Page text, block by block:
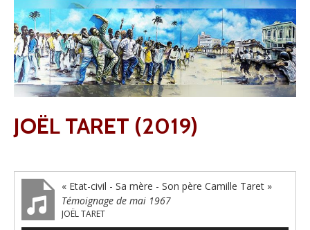
JOËL TARET (2019)
« Etat-civil - Sa mère - Son père Camille Taret »
Témoignage de mai 1967
JOËL TARET